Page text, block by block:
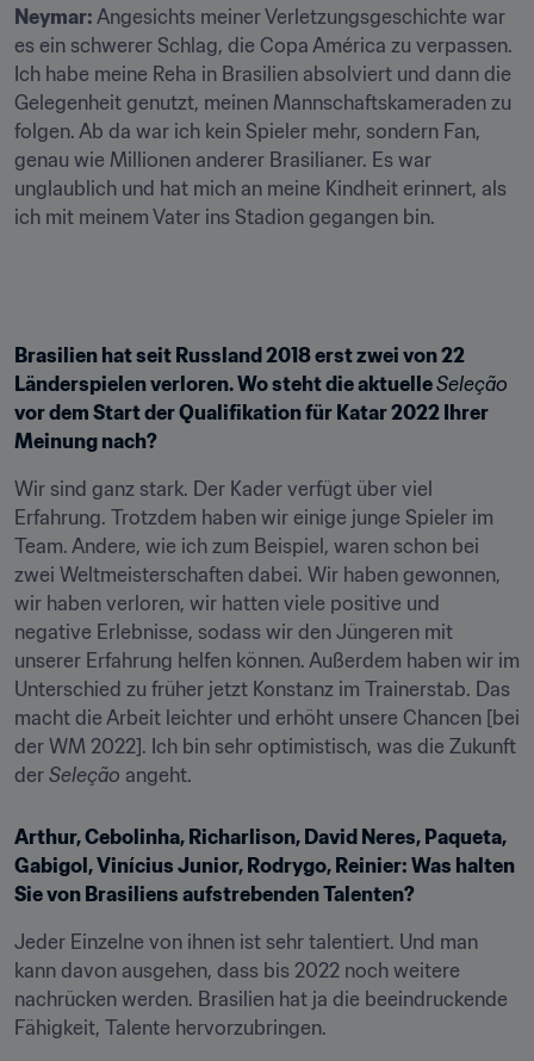
Neymar: Angesichts meiner Verletzungsgeschichte war
es ein schwerer Schlag, die Copa América zu verpassen.
Ich habe meine Reha in Brasilien absolviert und dann die
Gelegenheit genutzt, meinen Mannschaftskameraden zu
folgen. Ab da war ich kein Spieler mehr, sondern Fan,
genau wie Millionen anderer Brasilianer. Es war
unglaublich und hat mich an meine Kindheit erinnert, als
ich mit meinem Vater ins Stadion gegangen bin.
Brasilien hat seit Russland 2018 erst zwei von 22
Länderspielen verloren. Wo steht die aktuelle Seleção
vor dem Start der Qualifikation für Katar 2022 Ihrer
Meinung nach?
Wir sind ganz stark. Der Kader verfügt über viel
Erfahrung. Trotzdem haben wir einige junge Spieler im
Team. Andere, wie ich zum Beispiel, waren schon bei
zwei Weltmeisterschaften dabei. Wir haben gewonnen,
wir haben verloren, wir hatten viele positive und
negative Erlebnisse, sodass wir den Jüngeren mit
unserer Erfahrung helfen können. Außerdem haben wir im
Unterschied zu früher jetzt Konstanz im Trainerstab. Das
macht die Arbeit leichter und erhöht unsere Chancen [bei
der WM 2022]. Ich bin sehr optimistisch, was die Zukunft
der Seleção angeht.
Arthur, Cebolinha, Richarlison, David Neres, Paqueta,
Gabigol, Vinícius Junior, Rodrygo, Reinier: Was halten
Sie von Brasiliens aufstrebenden Talenten?
Jeder Einzelne von ihnen ist sehr talentiert. Und man
kann davon ausgehen, dass bis 2022 noch weitere
nachrücken werden. Brasilien hat ja die beeindruckende
Fähigkeit, Talente hervorzubringen.